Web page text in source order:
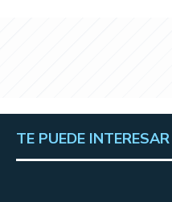
TE PUEDE INTERESAR